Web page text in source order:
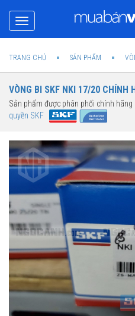
Toggle
navigation
TRANG CHỦ SẢN PHẨM
VÒNG BI SKF NKI 17/20 CHÍNH
Sản phẩm được phân phối chính hãng
quyền SKF